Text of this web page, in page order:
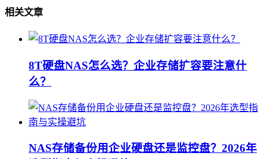
相关文章
8T硬盘NAS怎么选？企业存储扩容要注意什
么？
NAS存储备份用企业硬盘还是监控盘？2026年